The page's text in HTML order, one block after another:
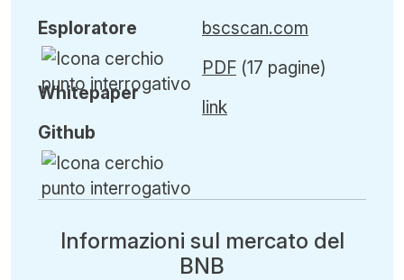
Esploratore
Whitepaper
Github
bscscan.com
PDF (17 pagine)
link
Informazioni sul mercato del
BNB